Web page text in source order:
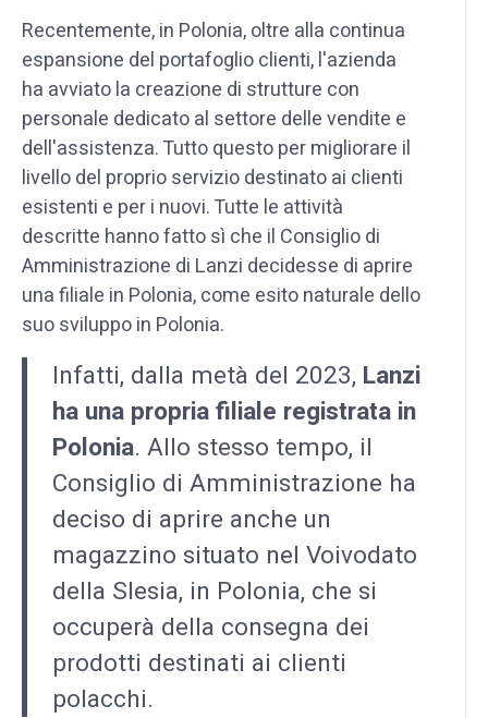
Recentemente, in Polonia, oltre alla continua
espansione del portafoglio clienti, l'azienda
ha avviato la creazione di strutture con
personale dedicato al settore delle vendite e
dell'assistenza. Tutto questo per migliorare il
livello del proprio servizio destinato ai clienti
esistenti e per i nuovi. Tutte le attività
descritte hanno fatto sì che il Consiglio di
Amministrazione di Lanzi decidesse di aprire
una filiale in Polonia, come esito naturale dello
suo sviluppo in Polonia.
Infatti, dalla metà del 2023, Lanzi
ha una propria filiale registrata in
Polonia. Allo stesso tempo, il
Consiglio di Amministrazione ha
deciso di aprire anche un
magazzino situato nel Voivodato
della Slesia, in Polonia, che si
occuperà della consegna dei
prodotti destinati ai clienti
polacchi.